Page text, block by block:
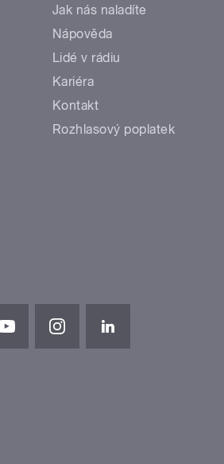
Jak nás naladíte
Nápověda
Lidé v rádiu
Kariéra
Kontakt
Rozhlasový poplatek